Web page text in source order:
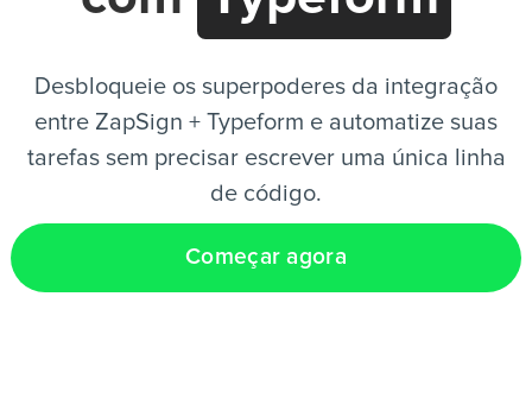
Desbloqueie os superpoderes da integração
entre ZapSign + Typeform e automatize suas
tarefas sem precisar escrever uma única linha
de código.
Começar agora